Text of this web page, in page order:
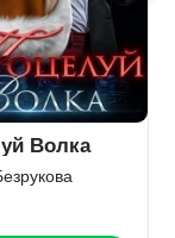
Волка